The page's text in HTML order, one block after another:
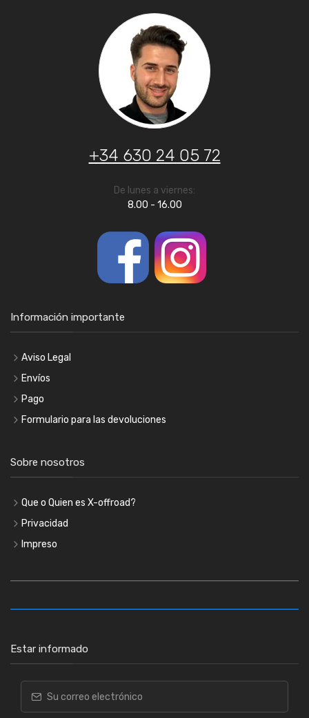
+34 630 24 05 72
De lunes a viernes:
8.00 - 16.00
Información importante
Aviso Legal
Envíos
Pago
Formulario para las devoluciones
Sobre nosotros
Que o Quien es X-offroad?
Privacidad
Impreso
Estar informado